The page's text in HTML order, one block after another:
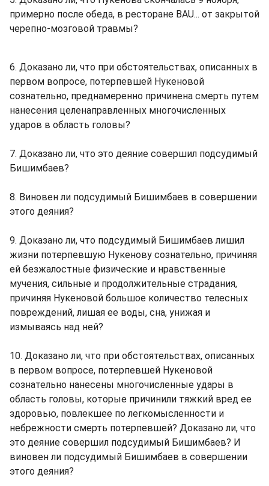
примерно после обеда, в ресторане BAU... от закрытой
черепно-мозговой травмы?
6. Доказано ли, что при обстоятельствах, описанных в
первом вопросе, потерпевшей Нукеновой
сознательно, преднамеренно причинена смерть путем
нанесения целенаправленных многочисленных
ударов в область головы?
7. Доказано ли, что это деяние совершил подсудимый
Бишимбаев?
8. Виновен ли подсудимый Бишимбаев в совершении
этого деяния?
9. Доказано ли, что подсудимый Бишимбаев лишил
жизни потерпевшую Нукенову сознательно, причиняя
ей безжалостные физические и нравственные
мучения, сильные и продолжительные страдания,
причиняя Нукеновой большое количество телесных
повреждений, лишая ее воды, сна, унижая и
измываясь над ней?
10. Доказано ли, что при обстоятельствах, описанных
в первом вопросе, потерпевшей Нукеновой
сознательно нанесены многочисленные удары в
область головы, которые причинили тяжкий вред ее
здоровью, повлекшее по легкомысленности и
небрежности смерть потерпевшей? Доказано ли, что
это деяние совершил подсудимый Бишимбаев? И
виновен ли подсудимый Бишимбаев в совершении
этого деяния?